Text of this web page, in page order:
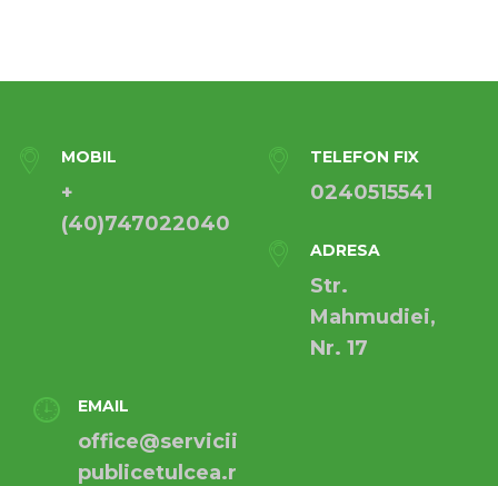
MOBIL
+
(40)747022040
TELEFON FIX
0240515541
ADRESA
Str.
Mahmudiei,
Nr. 17
EMAIL
office@servicii
publicetulcea.r